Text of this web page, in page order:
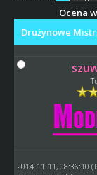
Ocena
Drużynowe
2014-11-11, 08:36:10